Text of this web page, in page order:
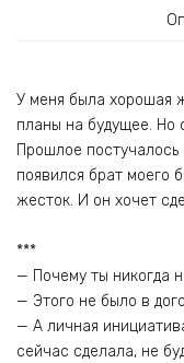
У меня была хорошая
планы на будущее. Но
Прошлое постучалось
появился брат моего
жесток. И он хочет
***
— Почему ты никогда
— Этого не было в
— А личная
сейчас сделала, не